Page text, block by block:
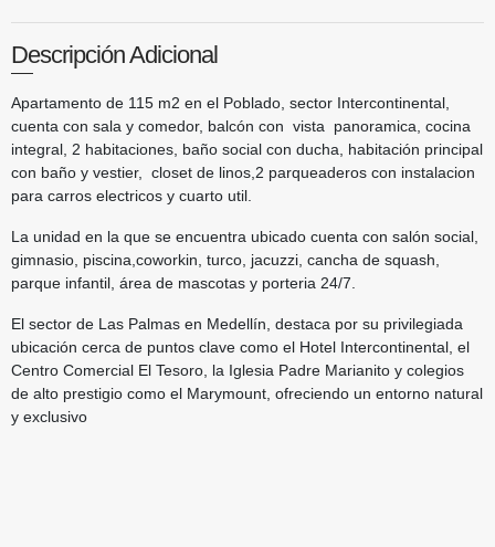
Descripción Adicional
Apartamento de 115 m2 en el Poblado, sector Intercontinental,
cuenta con sala y comedor, balcón con vista panoramica, cocina
integral, 2 habitaciones, baño social con ducha, habitación principal
con baño y vestier, closet de linos,2 parqueaderos con instalacion
para carros electricos y cuarto util.
La unidad en la que se encuentra ubicado cuenta con salón social,
gimnasio, piscina,coworkin, turco, jacuzzi, cancha de squash,
parque infantil, área de mascotas y porteria 24/7.
El sector de Las Palmas en Medellín, destaca por su privilegiada
ubicación cerca de puntos clave como el Hotel Intercontinental, el
Centro Comercial El Tesoro, la Iglesia Padre Marianito y colegios
de alto prestigio como el Marymount, ofreciendo un entorno natural
y exclusivo